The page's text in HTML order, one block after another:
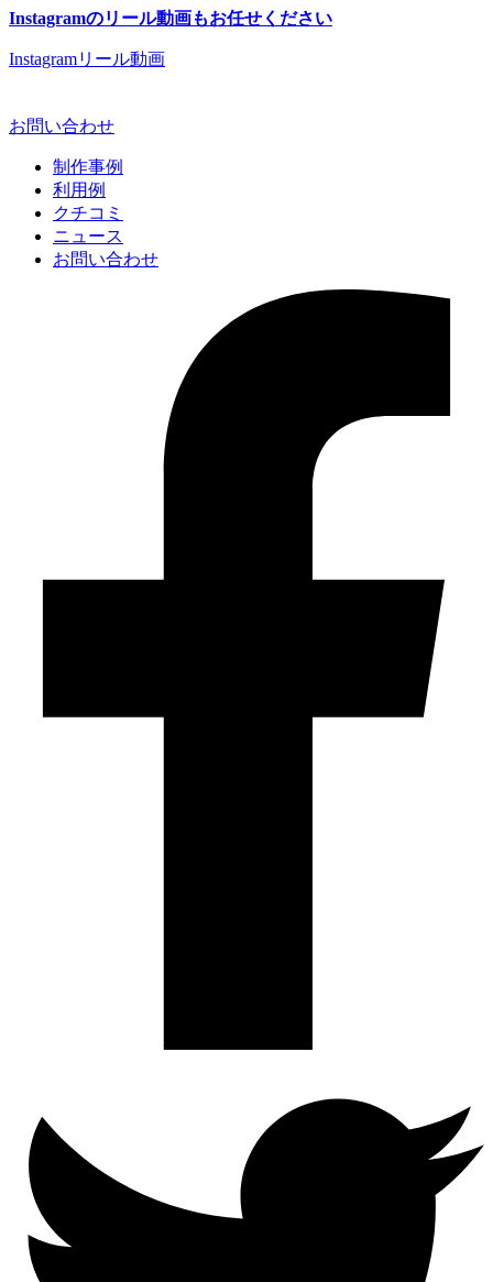
Instagramのリール動画もお任せください
Instagramリール動画
お問い合わせ
制作事例
利用例
クチコミ
ニュース
お問い合わせ